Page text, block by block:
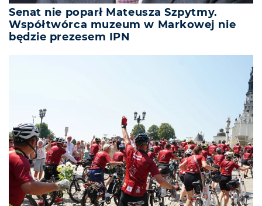
Senat nie poparł Mateusza Szpytmy.
Współtwórca muzeum w Markowej nie
będzie prezesem IPN